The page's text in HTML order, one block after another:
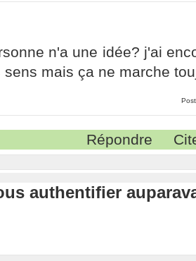
n'a une idée? j'ai
sens mais ça ne marche
Répondre
authentifier